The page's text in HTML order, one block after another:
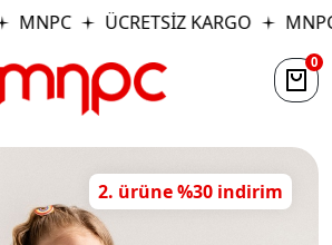
MNPC ÜCRETSİZ KARGO MNPC
0
2. ürüne %30 indirim